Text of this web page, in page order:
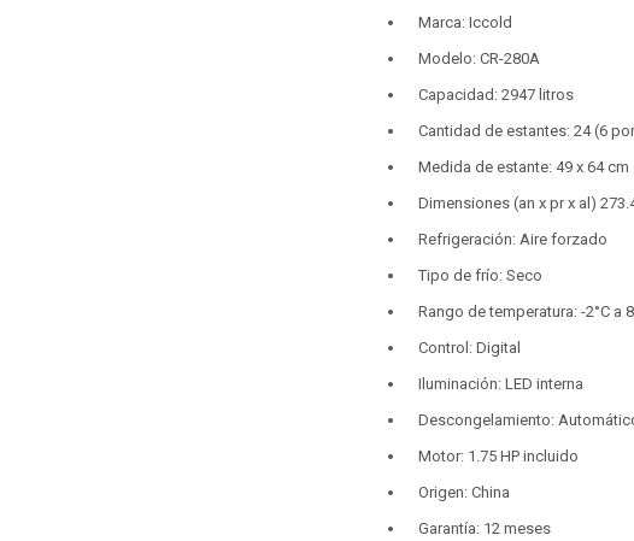
Marca: Iccold
Modelo: CR-280A
Capacidad: 2947 litros
Cantidad de estantes: 24 (6
Medida de estante: 49 x 64 cm
Dimensiones (an x pr x al)
Refrigeración: Aire forzado
Tipo de frío: Seco
Rango de temperatura: -2°C a
Control: Digital
Iluminación: LED interna
Descongelamiento:
Motor: 1.75 HP incluido
Origen: China
Garantía: 12 meses